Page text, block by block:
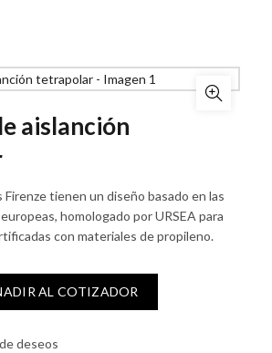
aislanción
Firenze tienen un diseño basado en las
homologado por URSEA para
con materiales de propileno.
tetrapolar cantidad
AL COTIZADOR
deseos